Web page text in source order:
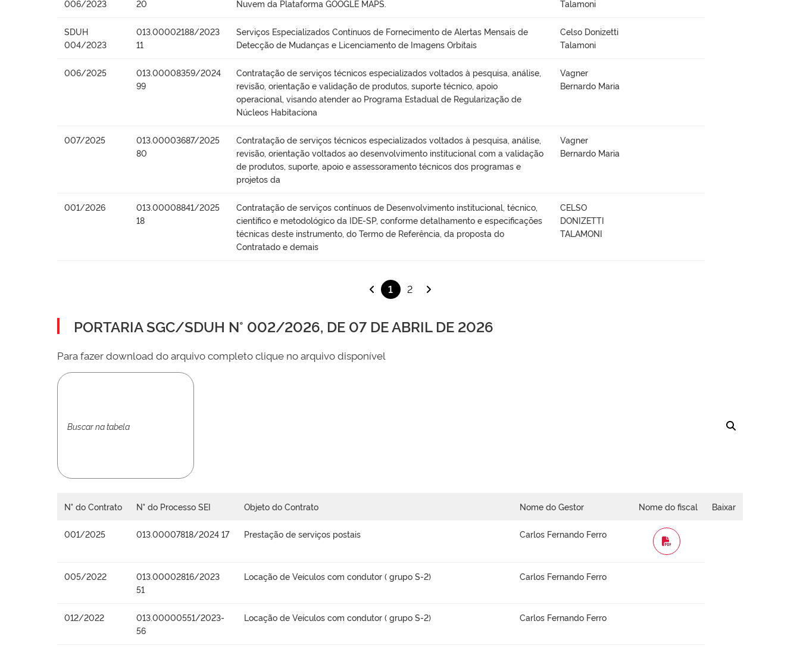
006/2023
20
Nuvem da Plataforma GOOGLE MAPS.
Talamoni
SDUH
004/2023
013.00002188/2023
11
Serviços Especializados Contínuos de Fornecimento de Alertas Mensais de
Detecção de Mudanças e Licenciamento de Imagens Orbitais
Celso Donizetti
Talamoni
006/2025
013.00008359/2024
99
Contratação de serviços técnicos especializados voltados à pesquisa, análise,
revisão, orientação e validação de produtos, suporte técnico, apoio
operacional, visando atender ao Programa Estadual de Regularização de
Núcleos Habitaciona
Vagner
Bernardo Maria
007/2025
013.00003687/2025
80
Contratação de serviços técnicos especializados voltados à pesquisa, análise,
revisão, orientação voltados ao desenvolvimento institucional com a validação
de produtos, suporte, apoio e assessoramento técnicos dos programas e
projetos da
Vagner
Bernardo Maria
001/2026
013.00008841/2025
18
Contratação de serviços contínuos de Desenvolvimento institucional, técnico,
científico e metodológico da IDE-SP, conforme detalhamento e especificações
técnicas deste instrumento, do Termo de Referência, da proposta do
Contratado e demais
CELSO
DONIZETTI
TALAMONI
1 2
PORTARIA SGC/SDUH N° 002/2026, DE 07 DE ABRIL DE 2026
Para fazer download do arquivo completo clique no arquivo disponível
N° do Contrato N° do Processo SEI Objeto do Contrato Nome do Gestor Nome do fiscal Baixar
001/2025 013.00007818/2024 17 Prestação de serviços postais Carlos Fernando Ferro
WORD
005/2022
013.00002816/2023
51
Locação de Veículos com condutor ( grupo S-2) Carlos Fernando Ferro
012/2022
013.00000551/2023-
56
Locação de Veículos com condutor ( grupo S-2) Carlos Fernando Ferro